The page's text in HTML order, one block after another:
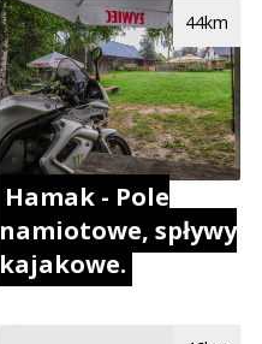
Hamak - Pole
namiotowe, spływy
kajakowe.
44km